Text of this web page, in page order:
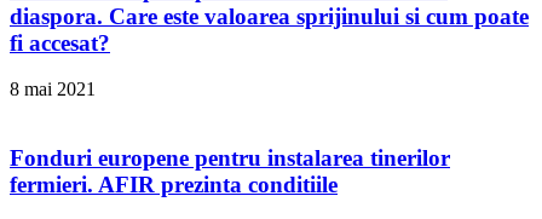
diaspora. Care este valoarea sprijinului si cum poate
fi accesat?
8 mai 2021
Fonduri europene pentru instalarea tinerilor
fermieri. AFIR prezinta conditiile